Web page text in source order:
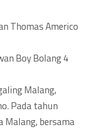
Thomas Americo
Boy Bolang 4
Malang,
Pada tahun
Malang, bersama